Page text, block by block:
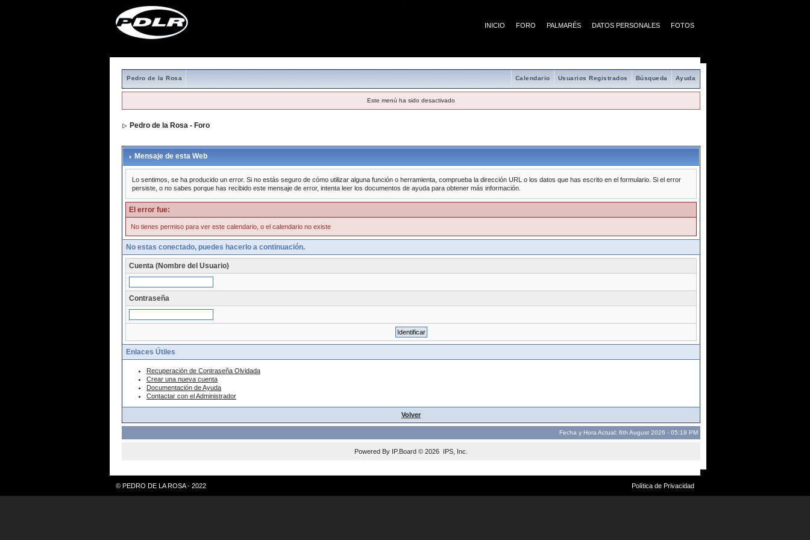
INICIO FORO PALMARÉS DATOS PERSONALES FOTOS
Pedro de la Rosa Ayuda
Búsqueda
Usuarios Registrados
Calendario
Este menú ha sido desactivado
Pedro de la Rosa - Foro
Mensaje de esta Web
Lo sentimos, se ha producido un error. Si no estás seguro de cómo utilizar alguna función o herramienta, comprueba la dirección URL o los datos que has escrito en el formulario. Si el error
persiste, o no sabes porque has recibido este mensaje de error, intenta leer los documentos de ayuda para obtener más información.
El error fue:
No tienes permiso para ver este calendario, o el calendario no existe
No estas conectado, puedes hacerlo a continuación.
Cuenta (Nombre del Usuario)
Contraseña
Enlaces Útiles
Recuperación de Contraseña Olvidada
Crear una nueva cuenta
Documentación de Ayuda
Contactar con el Administrador
Volver
Fecha y Hora Actual: 6th August 2026 - 05:19 PM
Powered By IP.Board © 2026 IPS, Inc
© PEDRO DE LA ROSA - 2022 Política de Privacidad